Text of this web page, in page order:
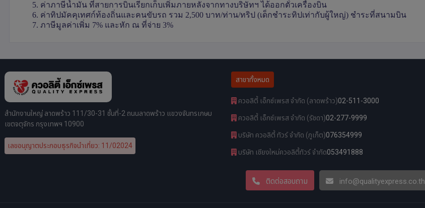
5. ค่าภาษีน้ำมัน ที่สายการบินเรียกเก็บเพิ่มภายหลังจากทางบริษัทฯ ได้ออกตั๋วเครื่องบิน
6. ค่าทิปมัคคุเทศก์ท้องถิ่นและคนขับรถ รวม 2,500 บาท/ท่าน/ทริป (เด็กชำระทิปเท่ากับผู้ใหญ่) ชำระที่สนามบิน
7. ภาษีมูลค่าเพิ่ม 7% และหัก ณ ที่จ่าย 3%
สำนักงานใหญ่ ลาดพร้าว 111/30-31 ชั้นที่-2 ถนนลาดพร้าว แขวงจันทรเกษม
เขตจตุจักร กรุงเทพฯ 10900
เลขอนุญาตประกอบธุรกิจนำเที่ยว: 11/02024
สาขาทั้งหมด
ควอลิตี้ เอ็กซ์เพรส จำกัด (ลาดพร้าว)02-511-3000
ควอลิตี้ เอ็กซ์เพรส จำกัด (รัชดา)02-277-9999
บริษัท ควอลิตี้ ทัวร์ จำกัด (ภูเก็ต)076354999
บริษัท เชียงใหม่ควอลิตี้ทัวร์ จำกัด053491888
ติดต่อสอบถาม info@qualityexpress.co.th